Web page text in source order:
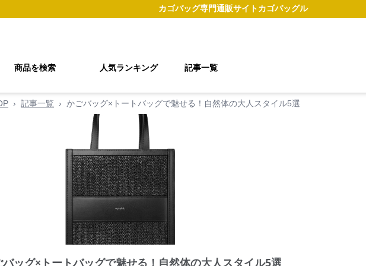
カゴバッグ専門通販サイトカゴバッグル
商品を検索 人気ランキング 記事一覧
› 記事一覧 › かごバッグ×トートバッグで魅せる！自然体の大人スタイル5選
バッグ×トートバッグで魅せる！自然体の大人スタイル5選